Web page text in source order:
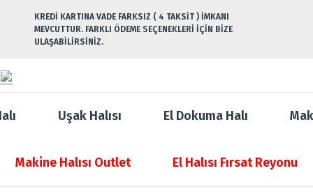
KREDİ KARTINA VADE FARKSIZ ( 4 TAKSİT ) İMKANI
MEVCUTTUR. FARKLI ÖDEME SEÇENEKLERİ İÇİN BİZE
ULAŞABİLİRSİNİZ.
Uşak Halısı El Dokuma Halı
Makine Halısı Outlet El Halısı Fırsat Reyonu